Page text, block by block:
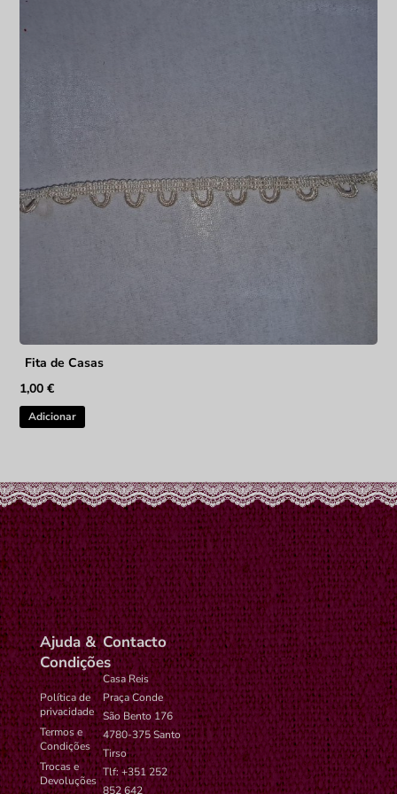
Fita de Casas
1,00€
Adicionar
Ajuda &
Condições
Política de
privacidade
Termos e
Condições
Trocas e
Devoluções
Contacto
Casa Reis
Praça Conde
São Bento 176
4780-375 Santo
Tirso
Tlf: +351 252
852 642